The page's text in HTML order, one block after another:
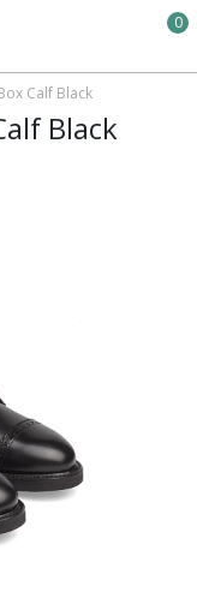
0
Calf Black
Black